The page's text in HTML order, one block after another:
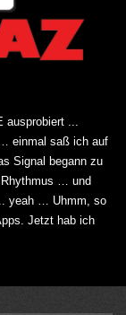
...
einmal saß ich auf
Signal begann zu
… und
yeah … Uhmm, so
Jetzt hab ich